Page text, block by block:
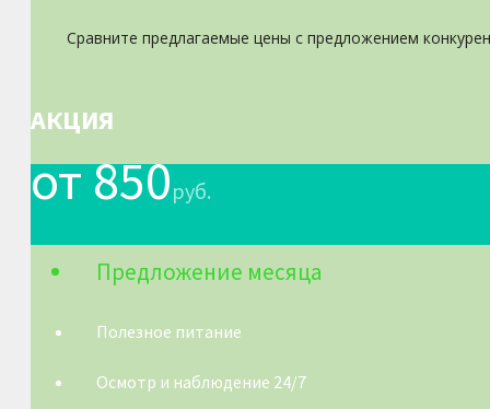
Сравните предлагаемые цены с предложением
АКЦИЯ
от 850руб.
Предложение месяца
Полезное питание
Осмотр и наблюдение 24/7